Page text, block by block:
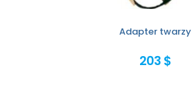
Adapter twarzy
203 $